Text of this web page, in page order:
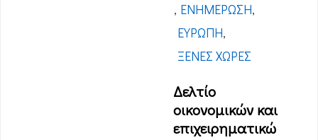
, ΕΝΗΜΈΡΩΣΗ,
ΕΥΡΏΠΗ,
ΞΈΝΕΣ ΧΏΡΕΣ
Δελτίο
οικονομικών και
επιχειρηματικώ